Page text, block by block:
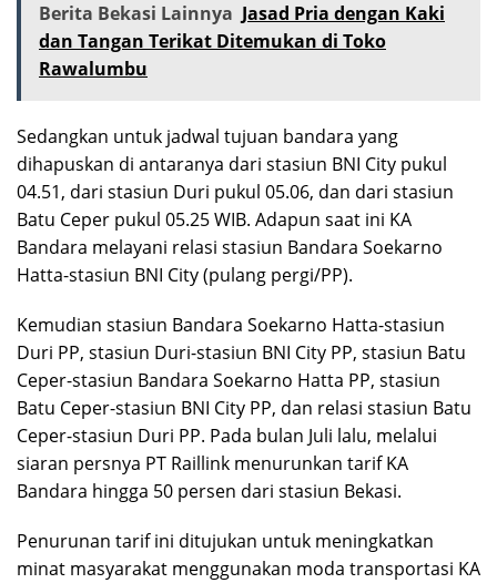
Berita Bekasi Lainnya Jasad Pria dengan Kaki
dan Tangan Terikat Ditemukan di Toko
Rawalumbu
Sedangkan untuk jadwal tujuan bandara yang
dihapuskan di antaranya dari stasiun BNI City pukul
04.51, dari stasiun Duri pukul 05.06, dan dari stasiun
Batu Ceper pukul 05.25 WIB. Adapun saat ini KA
Bandara melayani relasi stasiun Bandara Soekarno
Hatta-stasiun BNI City (pulang pergi/PP).
Kemudian stasiun Bandara Soekarno Hatta-stasiun
Duri PP, stasiun Duri-stasiun BNI City PP, stasiun Batu
Ceper-stasiun Bandara Soekarno Hatta PP, stasiun
Batu Ceper-stasiun BNI City PP, dan relasi stasiun Batu
Ceper-stasiun Duri PP. Pada bulan Juli lalu, melalui
siaran persnya PT Raillink menurunkan tarif KA
Bandara hingga 50 persen dari stasiun Bekasi.
Penurunan tarif ini ditujukan untuk meningkatkan
minat masyarakat menggunakan moda transportasi KA